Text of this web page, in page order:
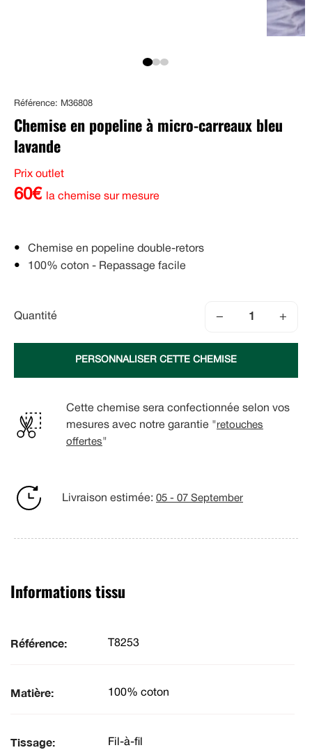
Référence: M36808
Chemise en popeline à micro-carreaux bleu
lavande
Prix outlet
60€ la chemise sur mesure
Chemise en popeline double-retors
100% coton - Repassage facile
Quantité − +
PERSONNALISER CETTE CHEMISE
Cette chemise sera confectionnée selon vos
mesures avec notre garantie " retouches
offertes"
Livraison estimée: 05 - 07 September
Informations tissu
Référence: T8253
Matière: 100% coton
Tissage: Fil-à-fil